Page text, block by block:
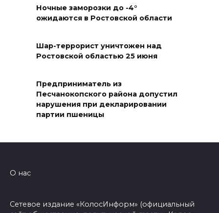
В Волгодонске мужчина
7 человек
Юрий Слюсарь поздравил
жителей Ростовской области
с Днем физкультурника
08 августа 2026 10:40
Ночные заморозки до -4°
ожидаются в Ростовской области
Шар-террорист уничтожен над
Ростовской областью 25 июня
Предприниматель из
Песчанокопского района допустил
нарушения при декларировании
партии пшеницы
О нас
Сетевое издание «КолосИнформ» (официальный